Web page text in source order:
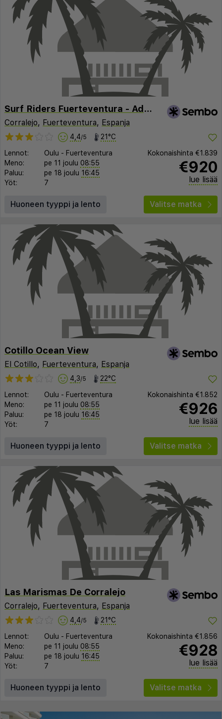
Surf Riders Fuerteventura - Adults Only
Corralejo, Fuerteventura, Espanja
4,4/5 21°C
Lennot: Oulu - Fuerteventura
Meno:
pe 11 joulu 08:55
Paluu:
pe 18 joulu 16:45
Yöt:
7
Kokonaishinta €1.839
€920
lue lisää
Huoneen tyyppi ja lento Valitse matka
Cotillo Ocean View
El Cotillo, Fuerteventura, Espanja
4,3/5 22°C
Lennot: Oulu - Fuerteventura
Meno:
pe 11 joulu 08:55
Paluu:
pe 18 joulu 16:45
Yöt:
7
Kokonaishinta €1.852
€926
lue lisää
Huoneen tyyppi ja lento Valitse matka
Las Marismas De Corralejo
Corralejo, Fuerteventura, Espanja
4,4/5 21°C
Lennot: Oulu - Fuerteventura
Meno:
pe 11 joulu 08:55
Paluu:
pe 18 joulu 16:45
Yöt:
7
Kokonaishinta €1.856
€928
lue lisää
Huoneen tyyppi ja lento Valitse matka